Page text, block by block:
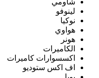
شاومي
لينوفو
نوكيا
هواوي
هونر
الكاميرات
اكسسوارات كاميرات
اف اكس ستوديو